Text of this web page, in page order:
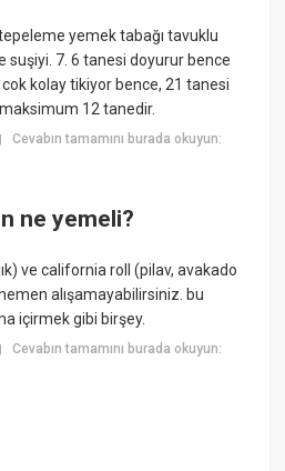
yemek tabağı tavuklu
suşiyi. 7. 6 tanesi doyurur bence
kolay tikiyor bence, 21 tanesi
12 tanedir.
Cevabın tamamını burada okuyun:
ne yemeli?
ve california roll (pilav, avakado
alışamayabilirsiniz. bu
içirmek gibi birşey.
Cevabın tamamını burada okuyun: